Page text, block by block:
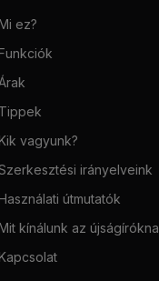
ez?
Tippek
vagyunk?
irányelveink
útmutatók
kínálunk az